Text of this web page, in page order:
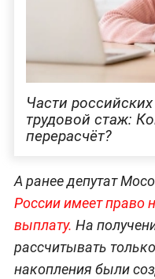
Части
трудовой стаж:
перерасчёт?
А ранее депутат
России имеет право
выплату. На
рассчитывать
накопления были